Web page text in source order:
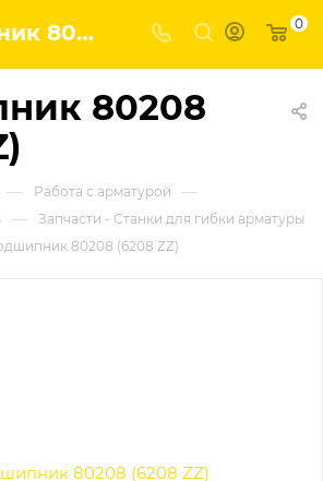
Подшипник 80208 (6208 ZZ) | Завод строительных и промышленных механизмов VPK 0
80208
— Работа с арматурой —
— Запчасти - Станки для гибки арматуры
80208 (6208 ZZ)